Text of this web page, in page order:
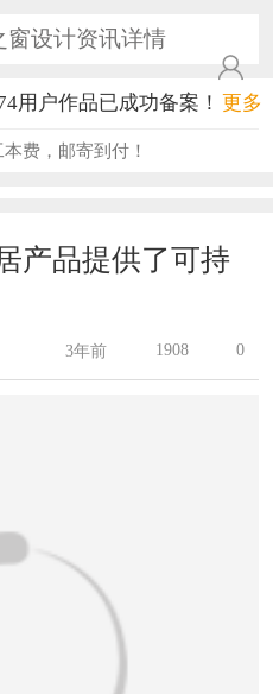
窗设计资讯详情
用户作品已成功备案！
用户作品已成功备案！
用户作品已成功备案！
用户作品已成功备案！
用户作品已成功备案！
用户作品已成功备案！
更多
费，邮寄到付！
产品提供了可持
3年前 1908 0